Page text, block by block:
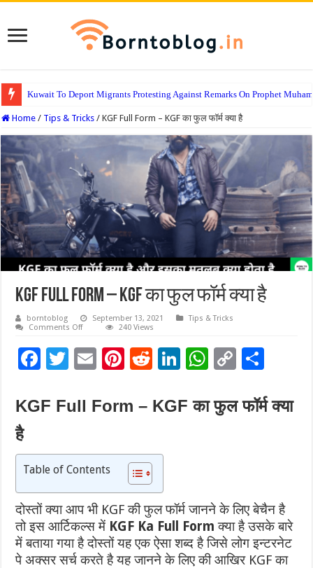
Kuwait To Deport Migrants Protesting Against Remarks On Prophet
Home / Tips & Tricks / KGF Full Form – KGF का फुल फॉर्म क्या है
KGF Full Form – KGF का फुल फॉर्म क्या है
borntoblog September 13, 2021
Tips & Tricks
Comments Offon
Form
–
KGF
फॉर्म
240 Views
F
e
o
o
k
T
tt
E
ai
Pi
er
t
R
d
t
Li
k
W
at
C
p ar
KGF Full Form – KGF का फुल फॉर्म क्या
है
Table of Contents
दोस्तों क्या आप भी KGF की फुल फॉर्म जानने के लिए बेचैन है
तो इस आर्टिकल्स में KGF Ka Full Form क्या है उसके बारे
में बताया गया है दोस्तों यह एक ऐसा शब्द है जिसे लोग इन्टरनेट
पे अक्सर सर्च करते है यह जानने के लिए की आखिर KGF का